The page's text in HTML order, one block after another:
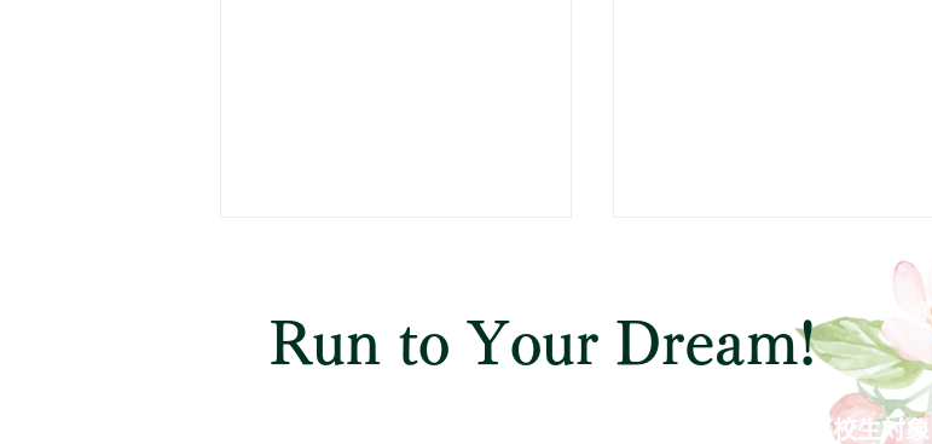
般入学者選抜の選抜・評価方法
https://cms1.chiba-c.ed.jp/chiba-
https://cms1.chiba-
c.ed.jp/funako/34610b478287d3d
Run to Your Dream!
高校生対象